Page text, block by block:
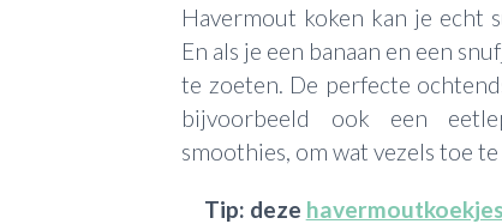
Havermout koken kan je echt
En als je een banaan en een
te zoeten. De perfecte
bijvoorbeeld ook een
smoothies, om wat vezels toe
Tip: deze havermoutkoekjes